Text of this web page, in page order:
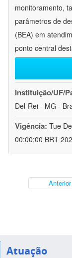
monitoramento,
parâmetros de
(BEA) em
ponto central
Instituição/UF/
Del-Rei - MG -
Vigência: Tue
00:00:00 BRT
Anterior
Atuação